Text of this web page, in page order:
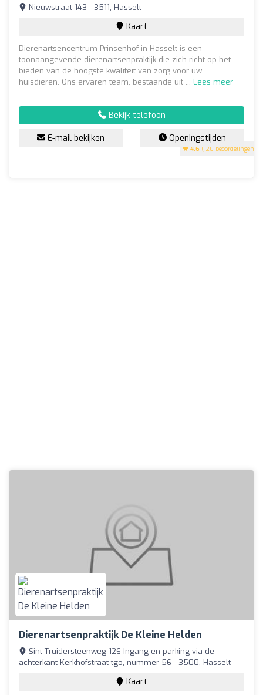
4.6 (120 beoordelingen)
Nieuwstraat 143 - 3511, Hasselt
Kaart
Dierenartsencentrum Prinsenhof in Hasselt is een
toonaangevende dierenartsenpraktijk die zich richt op het
bieden van de hoogste kwaliteit van zorg voor uw
huisdieren. Ons ervaren team, bestaande uit ... Lees meer
Bekijk telefoon
E-mail bekijken Openingstijden
Dierenartsenpraktijk De Kleine Helden
Sint Truidersteenweg 126 Ingang en parking via de
achterkant-Kerkhofstraat tgo, nummer 56 - 3500, Hasselt
Kaart